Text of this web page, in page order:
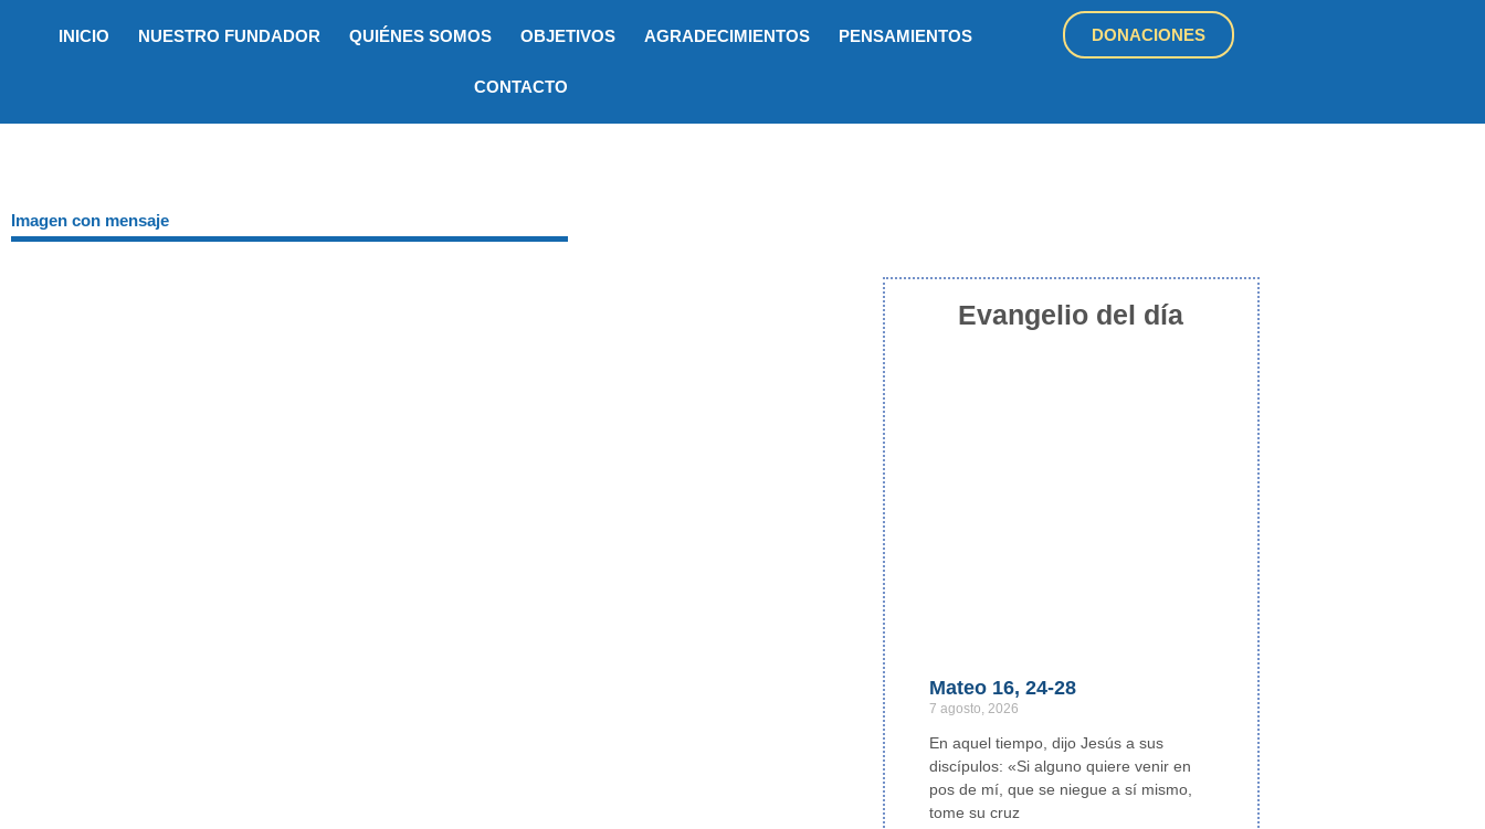
INICIO NUESTRO FUNDADOR QUIÉNES SOMOS OBJETIVOS AGRADECIMIENTOS PENSAMIENTOS
CONTACTO
DONACIONES
Imagen con mensaje
Evangelio del día
Mateo 16, 24-28
7 agosto, 2026
En aquel tiempo, dijo Jesús a sus
discípulos: «Si alguno quiere venir en
pos de mí, que se niegue a sí mismo,
tome su cruz